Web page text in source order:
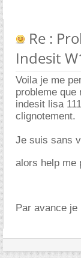
Re :
Indesit
Voila je me
probleme que
indesit lisa
clignotement.
Je suis sans
alors help me
Par avance